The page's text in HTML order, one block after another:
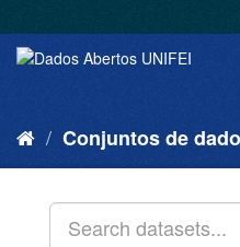
Conjuntos de